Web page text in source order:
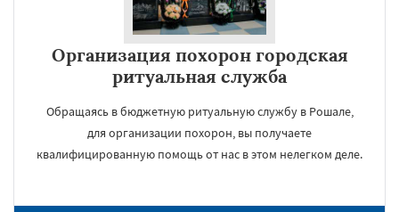
Организация похорон городская
ритуальная служба
Обращаясь в бюджетную ритуальную службу в Рошале,
для организации похорон, вы получаете
квалифицированную помощь от нас в этом нелегком деле.